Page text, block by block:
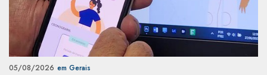
05/08/2026 em Gerais